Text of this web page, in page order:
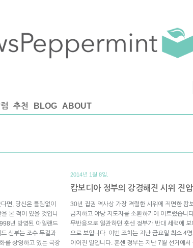
추천 BLOG ABOUT
면, 당신은 틀림없이
본 적이 있을 것입니
년 방영된 아일랜드
신부는 조수 두걸과
를 상영하고 있는 극장
2014년 1월 8일.
캄보디아 정부의 강경해진 시위 진압
30년 집권 역사상 가장 격렬한 시위에 직면한 캄
금지하고 야당 지도자를 소환하기에 이르렀습니
무반응으로 일관하던 훈센 정부가 반대 세력에
으로 보입니다. 이번 조치는 지난 금요일 최소 4
이어진 일입니다. 훈센 정부는 지난 7월 선거에